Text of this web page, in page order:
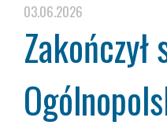
03.06.2026
Zakończył